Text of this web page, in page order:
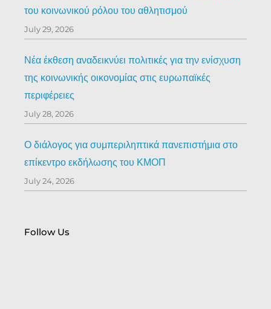
του κοινωνικού ρόλου του αθλητισμού
July 29, 2026
Νέα έκθεση αναδεικνύει πολιτικές για την ενίσχυση
της κοινωνικής οικονομίας στις ευρωπαϊκές
περιφέρειες
July 28, 2026
Ο διάλογος για συμπεριληπτικά πανεπιστήμια στο
επίκεντρο εκδήλωσης του ΚΜΟΠ
July 24, 2026
Follow Us